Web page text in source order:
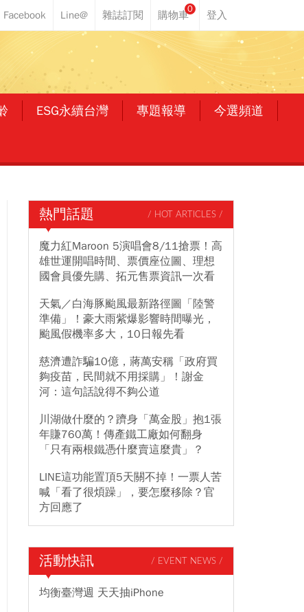
0
ESG永續台灣 專題報導 今選頻道
熱門話題 / HOT ARTICLES /
魔力紅Maroon 5演唱會8/11搶票！高
雄世運開唱時間、票價座位圖、理想
國會員優先購、拓元售票資訊一次看
天氣／白海豚颱風最新路徑圖「陸警
準備」！豪大雨紫爆影響時間曝光，
颱風假機率多大，10日報先看
慈濟遭詐騙10億，蔣萬安稱「政府買
夠疫苗，民間就不用採購」！謝金
河：這句話說得不夠公道
川湖做什麼的？躋身「萬金股」抱1張
年賺760萬！傳產鐵工廠如何翻身
「只有兩根鐵憑什麼賣這麼貴」？
LINE這功能置頂5天關不掉！一票人苦
喊「看了很煩躁」，要怎麼移除？官
方回應了
活動快訊 / EVENT NEWS /
均衡臺灣週 天天抽iPhone